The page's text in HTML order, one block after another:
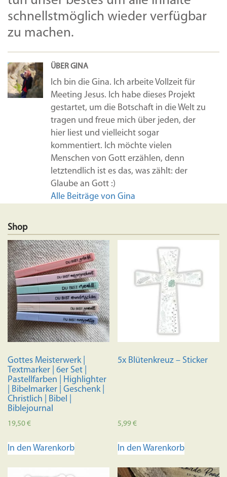
schnellstmöglich wieder verfügbar
zu machen.
ÜBER GINA
Ich bin die Gina. Ich arbeite Vollzeit für
Meeting Jesus. Ich habe dieses Projekt
gestartet, um die Botschaft in die Welt zu
tragen und freue mich über jeden, der
hier liest und vielleicht sogar
kommentiert. Ich möchte vielen
Menschen von Gott erzählen, denn
letztendlich ist es das, was zählt: der
Glaube an Gott :)
Alle Beiträge von Gina
Shop
Gottes Meisterwerk |
Textmarker | 6er Set |
Pastellfarben | Highlighter
| Bibelmarker | Geschenk |
Christlich | Bibel |
Biblejournal
19,50€
In den Warenkorb
5x Blütenkreuz – Sticker
5,99€
In den Warenkorb